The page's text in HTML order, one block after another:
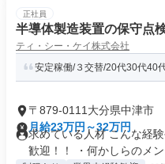
正社員
半導体製造装置の保守点
ティ・シー・ケイ株式会社
安定稼働/３交替/20代30代40
〒879-0111大分県中津市
月給23万円～32万円
求めている人材 こんな経
歓迎！！ ・何かしらのメン